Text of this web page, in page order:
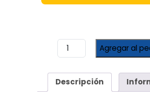
Torque
Actuador
Freno
Lavarropas
Agregar al
Descripción